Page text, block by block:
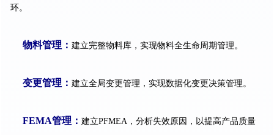
环。
物料管理： 建立完整物料库，实现物料全生命周期管理。
变更管理： 建立全局变更管理，实现数据化变更决策管理。
FEMA管理： 建立PFMEA，分析失效原因，以提高产品质量